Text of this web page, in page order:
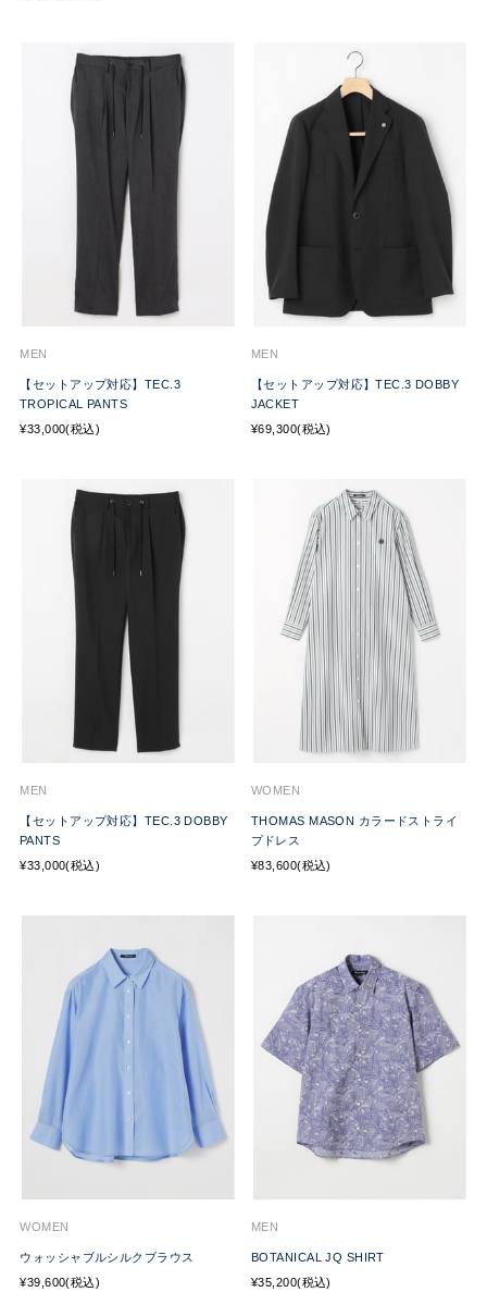
MEN
【セットアップ対応】TEC.3
TROPICAL PANTS
¥33,000(税込)
MEN
【セットアップ対応】TEC.3 DOBBY
JACKET
¥69,300(税込)
MEN
【セットアップ対応】TEC.3 DOBBY
PANTS
¥33,000(税込)
WOMEN
THOMAS MASON カラードストライ
プドレス
¥83,600(税込)
WOMEN
ウォッシャブルシルクブラウス
¥39,600(税込)
MEN
BOTANICAL JQ SHIRT
¥35,200(税込)